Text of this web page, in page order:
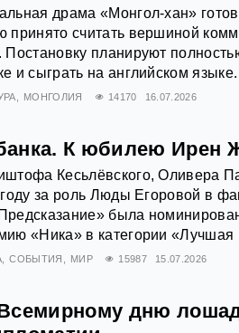
драма «Монгол-хан»
считать вершиной
планируют
и сыграть на английском языке.
МОНГОЛИЯ 14170 16.07.2026
К юбилею Ирен
Кесьлёвского, Оливера
за роль Люды Егоровой в
была
«Ника» в категории «Лучшая
СОБЫТИЯ МИР 15987 15.07.2026
дню